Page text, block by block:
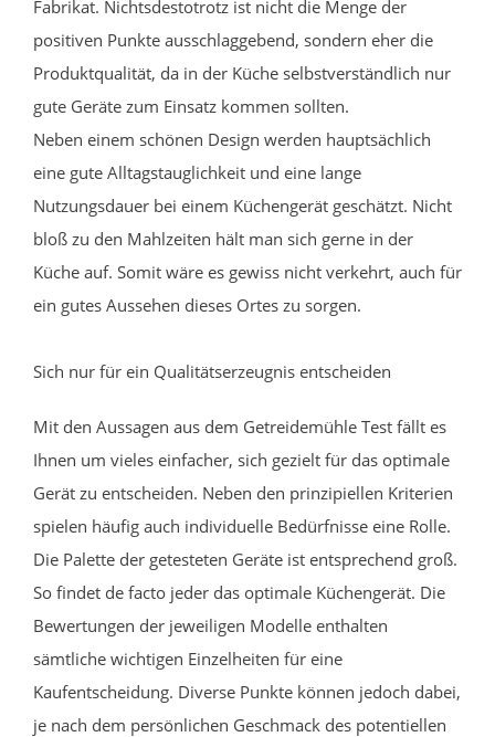
Fabrikat. Nichtsdestotrotz ist nicht die Menge der
positiven Punkte ausschlaggebend, sondern eher die
Produktqualität, da in der Küche selbstverständlich nur
gute Geräte zum Einsatz kommen sollten.
Neben einem schönen Design werden hauptsächlich
eine gute Alltagstauglichkeit und eine lange
Nutzungsdauer bei einem Küchengerät geschätzt. Nicht
bloß zu den Mahlzeiten hält man sich gerne in der
Küche auf. Somit wäre es gewiss nicht verkehrt, auch für
ein gutes Aussehen dieses Ortes zu sorgen.
Sich nur für ein Qualitätserzeugnis entscheiden
Mit den Aussagen aus dem Getreidemühle Test fällt es
Ihnen um vieles einfacher, sich gezielt für das optimale
Gerät zu entscheiden. Neben den prinzipiellen Kriterien
spielen häufig auch individuelle Bedürfnisse eine Rolle.
Die Palette der getesteten Geräte ist entsprechend groß.
So findet de facto jeder das optimale Küchengerät. Die
Bewertungen der jeweiligen Modelle enthalten
sämtliche wichtigen Einzelheiten für eine
Kaufentscheidung. Diverse Punkte können jedoch dabei,
je nach dem persönlichen Geschmack des potentiellen